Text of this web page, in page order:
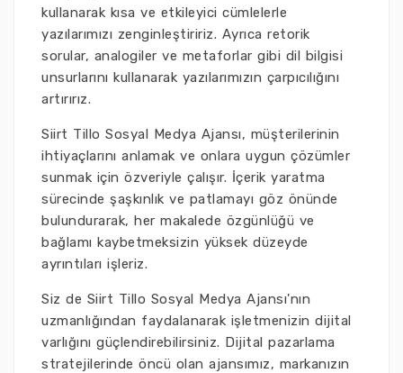
kullanarak kısa ve etkileyici cümlelerle
yazılarımızı zenginleştiririz. Ayrıca retorik
sorular, analogiler ve metaforlar gibi dil bilgisi
unsurlarını kullanarak yazılarımızın çarpıcılığını
artırırız.
Siirt Tillo Sosyal Medya Ajansı, müşterilerinin
ihtiyaçlarını anlamak ve onlara uygun çözümler
sunmak için özveriyle çalışır. İçerik yaratma
sürecinde şaşkınlık ve patlamayı göz önünde
bulundurarak, her makalede özgünlüğü ve
bağlamı kaybetmeksizin yüksek düzeyde
ayrıntıları işleriz.
Siz de Siirt Tillo Sosyal Medya Ajansı'nın
uzmanlığından faydalanarak işletmenizin dijital
varlığını güçlendirebilirsiniz. Dijital pazarlama
stratejilerinde öncü olan ajansımız, markanızın